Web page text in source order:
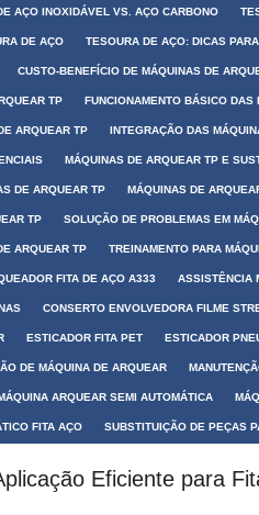
AÇO INOXIDÁVEL VS. AÇO CARBONO
DE AÇO TESOURA DE AÇO: DICAS
CUSTO-BENEFÍCIO DE MÁQUINAS DE
TP FUNCIONAMENTO BÁSICO
ARQUEAR TP INTEGRAÇÃO DAS
MÁQUINAS DE ARQUEAR TP E
DE ARQUEAR TP MÁQUINAS DE
TP SOLUÇÃO DE PROBLEMAS EM
ARQUEAR TP TREINAMENTO PARA
FITA DE AÇO A333 ASSISTÊNCIA
CONSERTO ENVOLVEDORA FILME
ESTICADOR FITA PET ESTICADOR
DE MÁQUINA DE ARQUEAR
ARQUEAR SEMI AUTOMÁTICA
FITA AÇO SUBSTITUIÇÃO DE PEÇAS
Eficiente para